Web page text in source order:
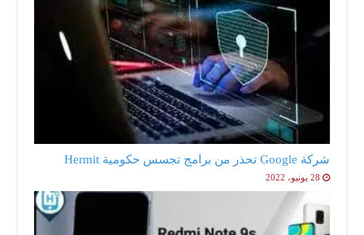
شركة Google تحذر من برامج تجسس حكومية Hermit
28 يونيو، 2022